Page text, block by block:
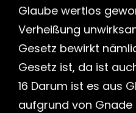
Glaube wertlos
Verheißung
Gesetz bewirkt
Gesetz ist, da ist
16 Darum ist es aus
aufgrund von